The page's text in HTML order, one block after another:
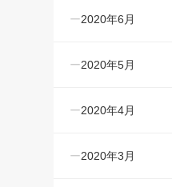
2020年6月
2020年5月
2020年4月
2020年3月